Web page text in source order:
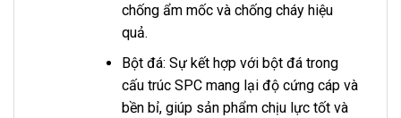
chống ẩm mốc và chống cháy hiệu
quả.
Bột đá: Sự kết hợp với bột đá trong
cấu trúc SPC mang lại độ cứng cáp và
bền bỉ, giúp sản phẩm chịu lực tốt và